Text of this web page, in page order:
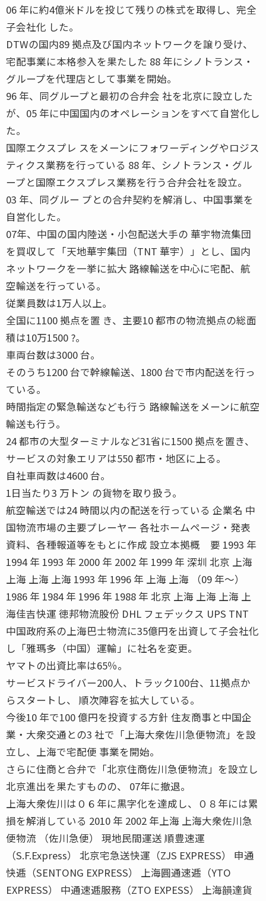
06 年に約4億米ドルを投じて残りの株式を取得し、完全
子会社化 した。
DTWの国内89 拠点及び国内ネットワークを譲り受け、
宅配事業に本格参入を果たした 88 年にシノトランス・
グループを代理店として事業を開始。
96 年、同グループと最初の合弁会 社を北京に設立した
が、05 年に中国国内のオペレーションをすべて自営化し
た。
国際エクスプレ スをメーンにフォワーディングやロジス
ティクス業務を行っている 88 年、シノトランス・グル
ープと国際エクスプレス業務を行う合弁会社を設立。
03 年、同グルー プとの合弁契約を解消し、中国事業を
自営化した。
07年、中国の国内陸送・小包配送大手の 華宇物流集団
を買収して「天地華宇集団（TNT 華宇）」とし、国内
ネットワークを一挙に拡大 路線輸送を中心に宅配、航
空輸送を行っている。
従業員数は1万人以上。
全国に1100 拠点を置 き、主要10 都市の物流拠点の総面
積は10万1500 ?。
車両台数は3000 台。
そのうち1200 台で幹線輸送、1800 台で市内配送を行っ
ている。
時間指定の緊急輸送なども行う 路線輸送をメーンに航空
輸送も行う。
24 都市の大型ターミナルなど31省に1500 拠点を置き、
サービスの対象エリアは550 都市・地区に上る。
自社車両数は4600 台。
1日当たり3 万トン の貨物を取り扱う。
航空輸送では24 時間以内の配送を行っている 企業名 中
国物流市場の主要プレーヤー 各社ホームページ・発表
資料、各種報道等をもとに作成 設立本拠概 要 1993 年
1994 年 1993 年 2000 年 2002 年 1999 年 深圳 北京 上海
上海 上海 上海 1993 年 1996 年 上海 上海 （09 年〜）
1986 年 1984 年 1996 年 1988 年 北京 上海 上海 上海 上
海佳吉快運 徳邦物流股份 DHL フェデックス UPS TNT
中国政府系の上海巴士物流に35億円を出資して子会社化
し「雅瑪多（中国）運輸」に社名を変更。
ヤマトの出資比率は65％。
サービスドライバー200人、トラック100台、11拠点か
らスタートし、 順次陣容を拡大している。
今後10 年で100 億円を投資する方針 住友商事と中国企
業・大衆交通との3 社で「上海大衆佐川急便物流」を設
立し、上海で宅配便 事業を開始。
さらに住商と合弁で「北京住商佐川急便物流」を設立し
北京進出を果たすものの、 07年に撤退。
上海大衆佐川は０６年に黒字化を達成し、０８年には累
損を解消している 2010 年 2002 年上海 上海大衆佐川急
便物流 （佐川急便） 現地民間運送 順豊速運
（S.F.Express） 北京宅急送快運（ZJS EXPRESS） 申通
快逓（SENTONG EXPRESS） 上海圓通速逓（YTO
EXPRESS） 中通速逓服務（ZTO EXPESS） 上海韻達貨